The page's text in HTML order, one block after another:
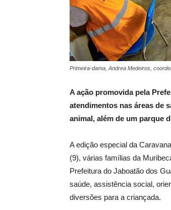
Primeira-dama, Andrea Medeiros,
A ação promovida pela
atendimentos nas áreas de
animal, além de um parque
A edição especial da
(9), várias famílias da
Prefeitura do Jaboatão dos
saúde, assistência social,
diversões para a criançada.